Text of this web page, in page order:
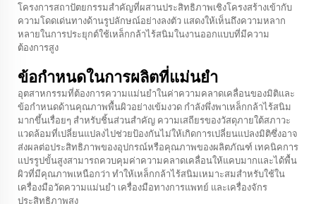
โครงการสถาปัตยกรรมสำคัญที่ผสานประสิทธิภาพเชิงโครงสร้างเข้ากับ
ความโดดเด่นทางด้านรูปลักษณ์อย่างลงตัว แสดงให้เห็นถึงความหลาก
หลายในการประยุกต์ใช้เหล็กกล้าไร้สนิมในงานออกแบบที่มีความ
ต้องการสูง
ข้อกำหนดในการผลิตที่แม่นยำ
อุตสาหกรรมที่ต้องการความแม่นยำในค่าความคลาดเคลื่อนของมิติและ
ข้อกำหนดด้านคุณภาพพื้นผิวอย่างเข้มงวด กำลังพึ่งพาเหล็กกล้าไร้สนิม
มากขึ้นเรื่อยๆ สำหรับชิ้นส่วนสำคัญ ความเสถียรของวัสดุภายใต้สภาวะ
แวดล้อมที่เปลี่ยนแปลงไปช่วยป้องกันไม่ให้เกิดการเปลี่ยนแปลงมิติซึ่งอาจ
ส่งผลต่อประสิทธิภาพของอุปกรณ์หรือคุณภาพของผลิตภัณฑ์ เทคนิคการ
แปรรูปขั้นสูงสามารถควบคุมค่าความคลาดเคลื่อนให้แคบมากและได้พื้น
ผิวที่มีคุณภาพเหนือกว่า ทำให้เหล็กกล้าไร้สนิมเหมาะสมสำหรับใช้ใน
เครื่องมือวัดความแม่นยำ เครื่องมือทางการแพทย์ และเครื่องจักร
ประสิทธิภาพสูง